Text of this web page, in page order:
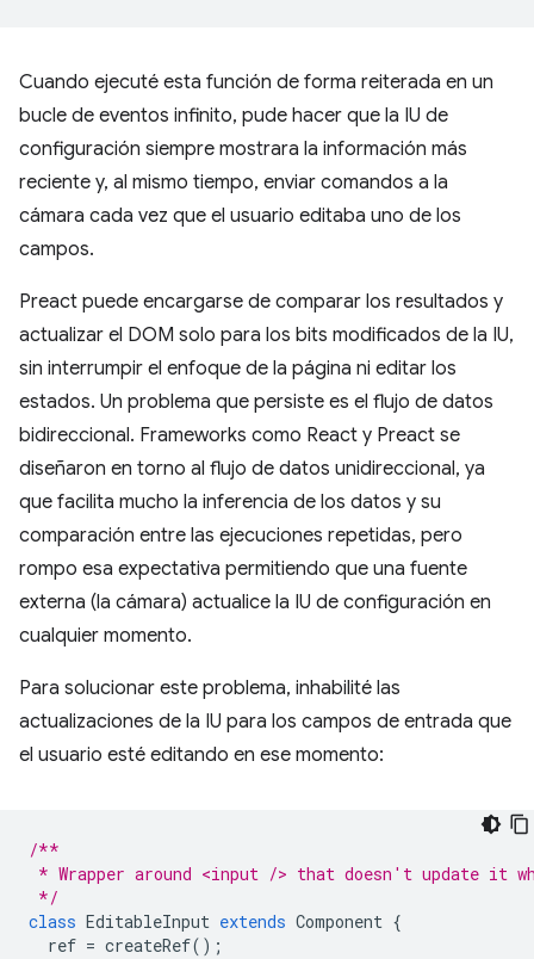
Cuando ejecuté esta función de forma reiterada en un
bucle de eventos infinito, pude hacer que la IU de
configuración siempre mostrara la información más
reciente y, al mismo tiempo, enviar comandos a la
cámara cada vez que el usuario editaba uno de los
campos.
Preact puede encargarse de comparar los resultados y
actualizar el DOM solo para los bits modificados de la IU,
sin interrumpir el enfoque de la página ni editar los
estados. Un problema que persiste es el flujo de datos
bidireccional. Frameworks como React y Preact se
diseñaron en torno al flujo de datos unidireccional, ya
que facilita mucho la inferencia de los datos y su
comparación entre las ejecuciones repetidas, pero
rompo esa expectativa permitiendo que una fuente
externa (la cámara) actualice la IU de configuración en
cualquier momento.
Para solucionar este problema, inhabilité las
actualizaciones de la IU para los campos de entrada que
el usuario esté editando en ese momento:
/**
* Wrapper around <input /> that doesn't update
*/
class EditableInput extends Component {
ref = createRef();